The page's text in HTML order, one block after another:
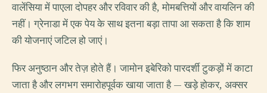
वालेंसिया में पाएला दोपहर और रविवार की है, मोमबत्तियों और वायलिन की
नहीं। ग्रेनाडा में एक पेय के साथ इतना बड़ा तापा आ सकता है कि शाम
की योजनाएं जटिल हो जाएं।
फिर अनुष्ठान और तेज़ होते हैं। जामोन इबेरिको पारदर्शी टुकड़ों में काटा
जाता है और लगभग समारोहपूर्वक खाया जाता है — खड़े होकर, अक्सर